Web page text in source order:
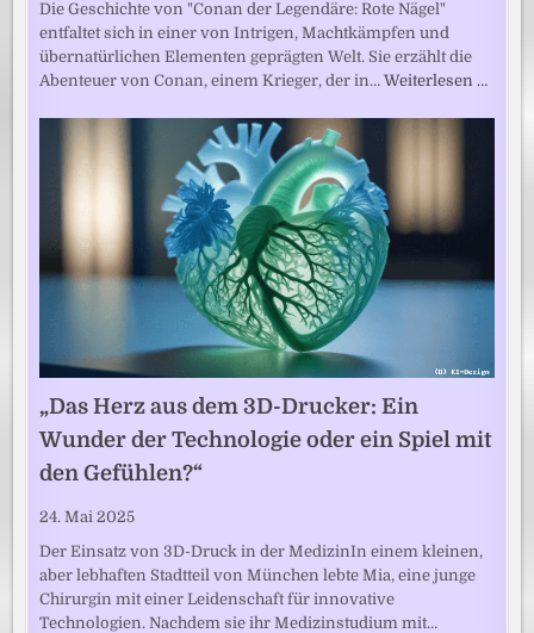
Die Geschichte von "Conan der Legendäre: Rote Nägel"
entfaltet sich in einer von Intrigen, Machtkämpfen und
übernatürlichen Elementen geprägten Welt. Sie erzählt die
Abenteuer von Conan, einem Krieger, der in…Weiterlesen …
„Das Herz aus dem 3D-Drucker: Ein
Wunder der Technologie oder ein Spiel mit
den Gefühlen?“
24. Mai 2025
Der Einsatz von 3D-Druck in der MedizinIn einem kleinen,
aber lebhaften Stadtteil von München lebte Mia, eine junge
Chirurgin mit einer Leidenschaft für innovative
Technologien. Nachdem sie ihr Medizinstudium mit…